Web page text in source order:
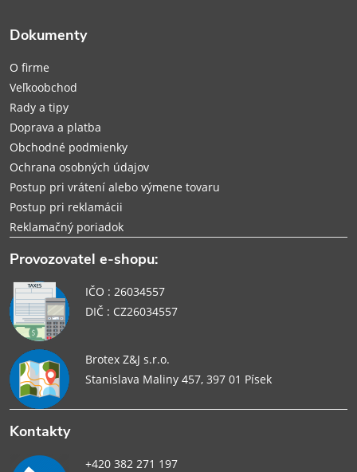
e
Dokumenty
O firme
Veľkoobchod
Rady a tipy
Doprava a platba
Obchodné podmienky
Ochrana osobných údajov
Postup pri vrátení alebo výmene tovaru
Postup pri reklamácii
Reklamačný poriadok
Provozovatel e-shopu:
IČO : 26034557
DIČ : CZ26034557
Brotex Z&J s.r.o.
Stanislava Maliny 457, 397 01 Písek
Kontakty
+420 382 271 197